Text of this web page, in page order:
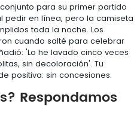
para su primer partido
pedir en línea, pero la camiseta
toda la noche. Los
cuando salté para celebrar
'Lo he lavado cinco veces
sin decoloración'. Tu
positiva: sin concesiones.
Respondamos